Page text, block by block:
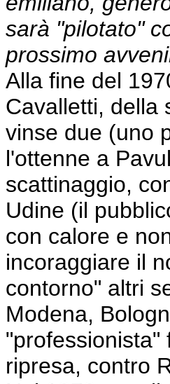
sarà "pilotato"
prossimo
Alla fine del
Cavalletti, della
vinse due (uno
l'ottenne a
scattinaggio,
Udine (il
con calore e
incoraggiare il
contorno" altri
Modena,
"professionista"
ripresa, contro